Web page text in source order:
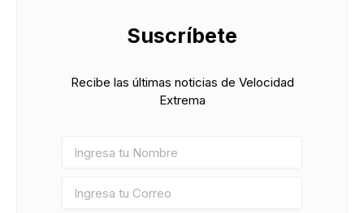
Suscríbete
Recibe las últimas noticias de Velocidad
Extrema